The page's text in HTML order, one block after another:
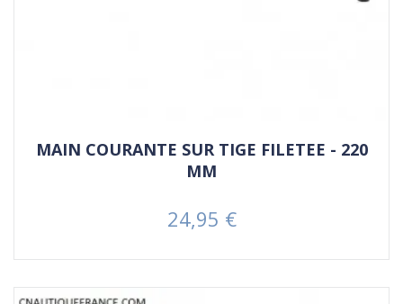
MAIN COURANTE SUR TIGE FILETEE - 220
MM
Prezzo
24,95 €